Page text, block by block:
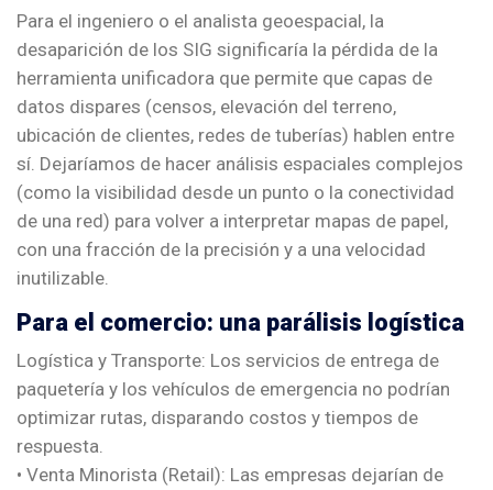
Para el ingeniero o el analista geoespacial, la
desaparición de los SIG significaría la pérdida de la
herramienta unificadora que permite que capas de
datos dispares (censos, elevación del terreno,
ubicación de clientes, redes de tuberías) hablen entre
sí. Dejaríamos de hacer análisis espaciales complejos
(como la visibilidad desde un punto o la conectividad
de una red) para volver a interpretar mapas de papel,
con una fracción de la precisión y a una velocidad
inutilizable.
Para el comercio: una parálisis logística
Logística y Transporte: Los servicios de entrega de
paquetería y los vehículos de emergencia no podrían
optimizar rutas, disparando costos y tiempos de
respuesta.
• Venta Minorista (Retail): Las empresas dejarían de